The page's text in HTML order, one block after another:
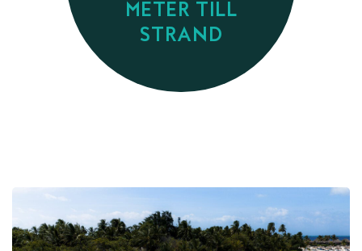
METER TILL
STRAND